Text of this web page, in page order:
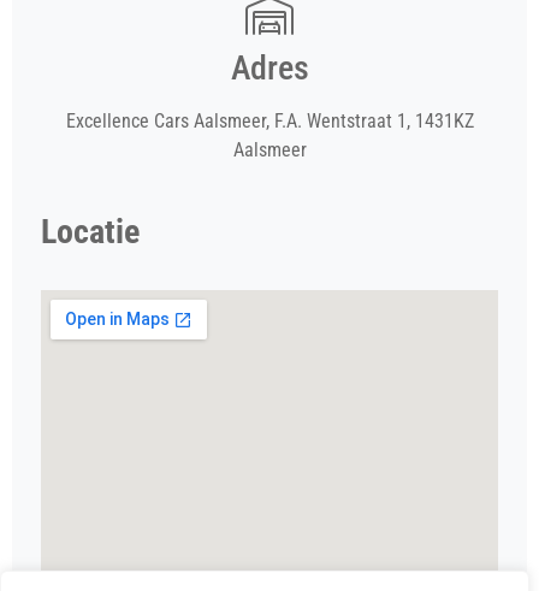
Adres
Excellence Cars Aalsmeer, F.A. Wentstraat 1, 1431KZ
Aalsmeer
Locatie